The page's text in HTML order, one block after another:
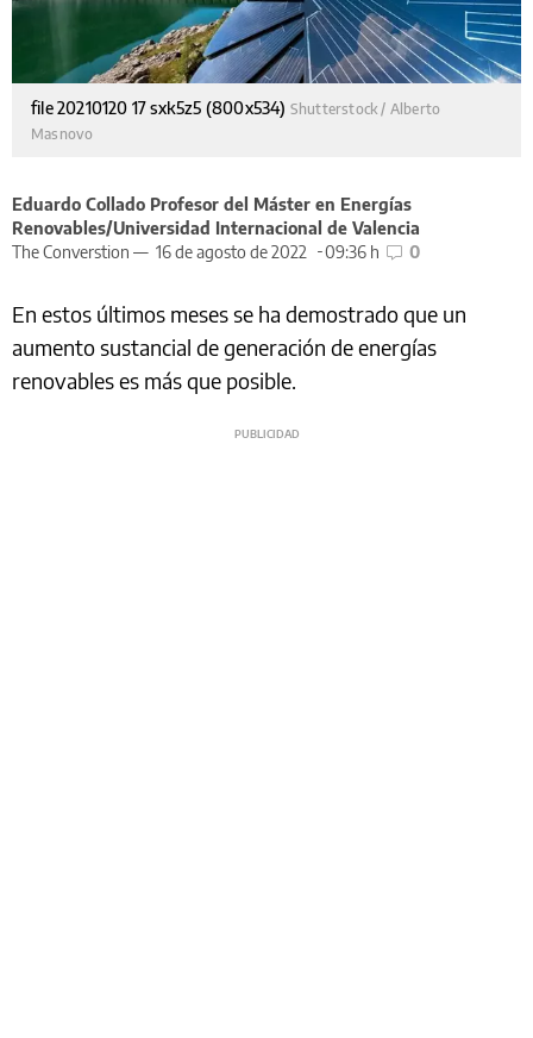
file 20210120 17 sxk5z5 (800x534) Shutterstock / Alberto
Masnovo
Eduardo Collado Profesor del Máster en Energías
Renovables/Universidad Internacional de Valencia
The Converstion — 16 de agosto de 2022 09:36 h 0
En estos últimos meses se ha demostrado que un
aumento sustancial de generación de energías
renovables es más que posible.